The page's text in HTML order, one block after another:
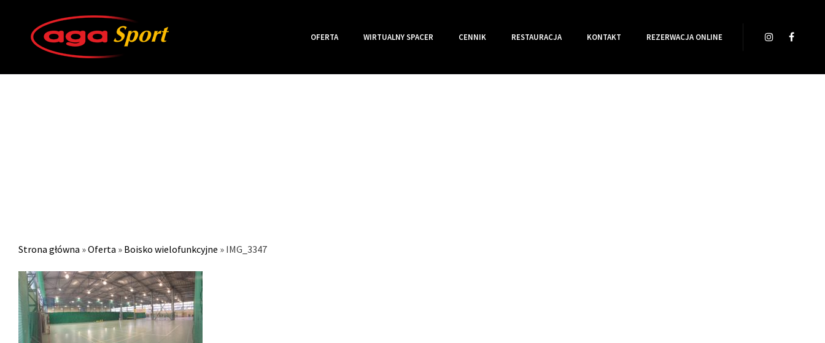
OFERTA WIRTUALNY SPACER CENNIK RESTAURACJA KONTAKT REZERWACJA ONLINE
Strona główna »Oferta » Boisko wielofunkcyjne » IMG_3347